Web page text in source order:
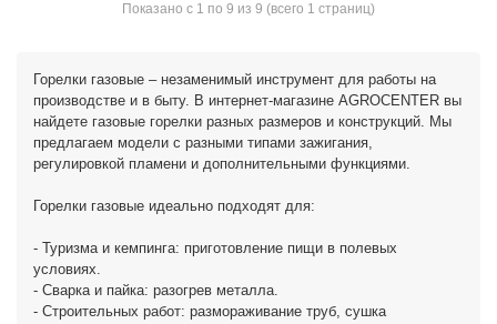
Показано с 1 по 9 из 9 (всего 1 страниц)
Горелки газовые – незаменимый инструмент для работы на
производстве и в быту. В интернет-магазине AGROCENTER вы
найдете газовые горелки разных размеров и конструкций. Мы
предлагаем модели с разными типами зажигания,
регулировкой пламени и дополнительными функциями.
Горелки газовые идеально подходят для:
- Туризма и кемпинга: приготовление пищи в полевых
условиях.
- Сварка и пайка: разогрев металла.
- Строительных работ: размораживание труб, сушка